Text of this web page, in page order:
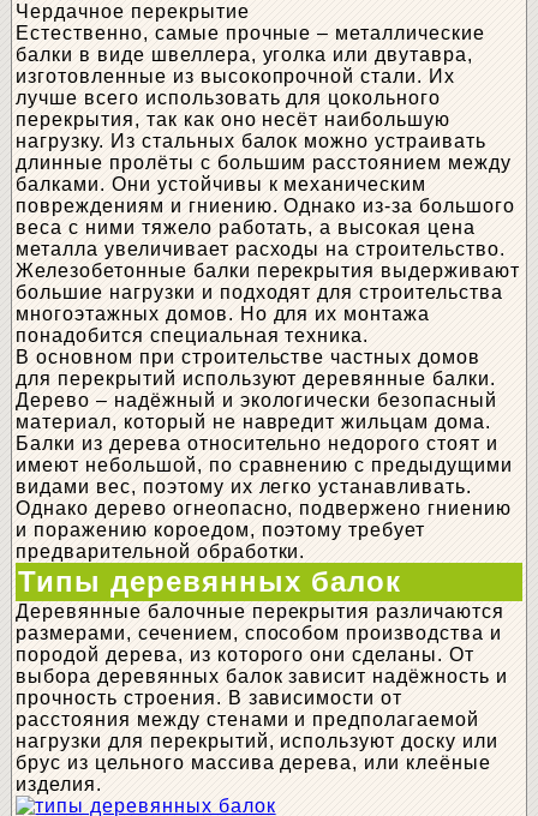
Чердачное перекрытие
Естественно, самые прочные – металлические
балки в виде швеллера, уголка или двутавра,
изготовленные из высокопрочной стали. Их
лучше всего использовать для цокольного
перекрытия, так как оно несёт наибольшую
нагрузку. Из стальных балок можно устраивать
длинные пролёты с большим расстоянием между
балками. Они устойчивы к механическим
повреждениям и гниению. Однако из-за большого
веса с ними тяжело работать, а высокая цена
металла увеличивает расходы на строительство.
Железобетонные балки перекрытия выдерживают
большие нагрузки и подходят для строительства
многоэтажных домов. Но для их монтажа
понадобится специальная техника.
В основном при строительстве частных домов
для перекрытий используют деревянные балки.
Дерево – надёжный и экологически безопасный
материал, который не навредит жильцам дома.
Балки из дерева относительно недорого стоят и
имеют небольшой, по сравнению с предыдущими
видами вес, поэтому их легко устанавливать.
Однако дерево огнеопасно, подвержено гниению
и поражению короедом, поэтому требует
предварительной обработки.
Типы деревянных балок
Деревянные балочные перекрытия различаются
размерами, сечением, способом производства и
породой дерева, из которого они сделаны. От
выбора деревянных балок зависит надёжность и
прочность строения. В зависимости от
расстояния между стенами и предполагаемой
нагрузки для перекрытий, используют доску или
брус из цельного массива дерева, или клеёные
изделия.